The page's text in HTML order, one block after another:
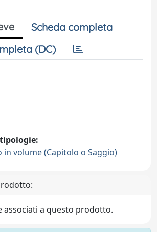
Scheda completa
(DC)
in volume (Capitolo o Saggio)
associati a questo prodotto.